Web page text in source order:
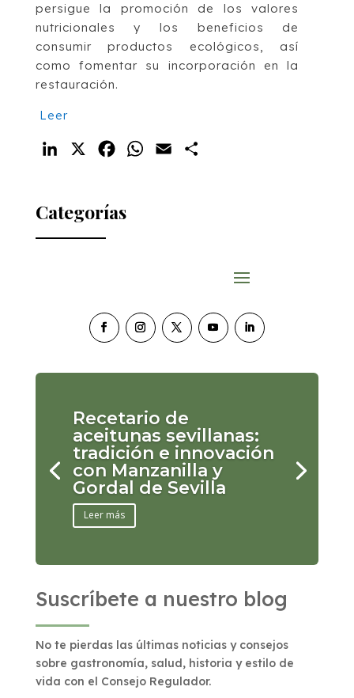
persigue la promoción de los valores
nutricionales y los beneficios de
consumir productos ecológicos, así
como fomentar su incorporación en la
restauración.
Leer
LinkedIn FacebookWhatsApp
Email
Categorías
Recetario de
aceitunas sevillanas:
tradición e innovación
con Manzanilla y
Gordal de Sevilla
Leer más
Suscríbete a nuestro blog
No te pierdas las últimas noticias y consejos
sobre gastronomía, salud, historia y estilo de
vida con el Consejo Regulador.